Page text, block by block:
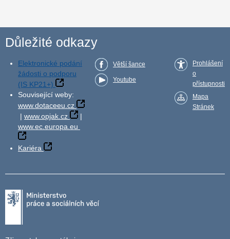
Důležité odkazy
Elektronické podání
žádosti o podporu
(IS KP21+)
Související weby:
www.dotaceeu.cz
| www.opjak.cz
|
www.ec.europa.eu
Kariéra
Větší šance
Youtube
Prohlášení
o
přístupnosti
Mapa
Stránek